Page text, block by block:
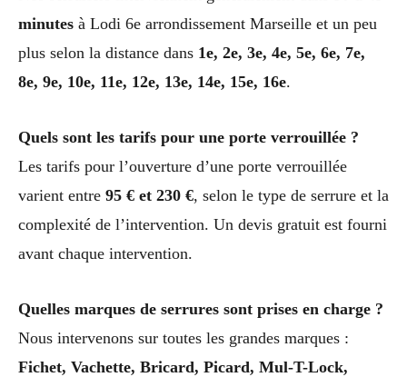
minutes à Lodi 6e arrondissement Marseille et un peu
plus selon la distance dans 1e, 2e, 3e, 4e, 5e, 6e, 7e,
8e, 9e, 10e, 11e, 12e, 13e, 14e, 15e, 16e.
Quels sont les tarifs pour une porte verrouillée ?
Les tarifs pour l’ouverture d’une porte verrouillée
varient entre 95 € et 230 €, selon le type de serrure et la
complexité de l’intervention. Un devis gratuit est fourni
avant chaque intervention.
Quelles marques de serrures sont prises en charge ?
Nous intervenons sur toutes les grandes marques :
Fichet, Vachette, Bricard, Picard, Mul-T-Lock,